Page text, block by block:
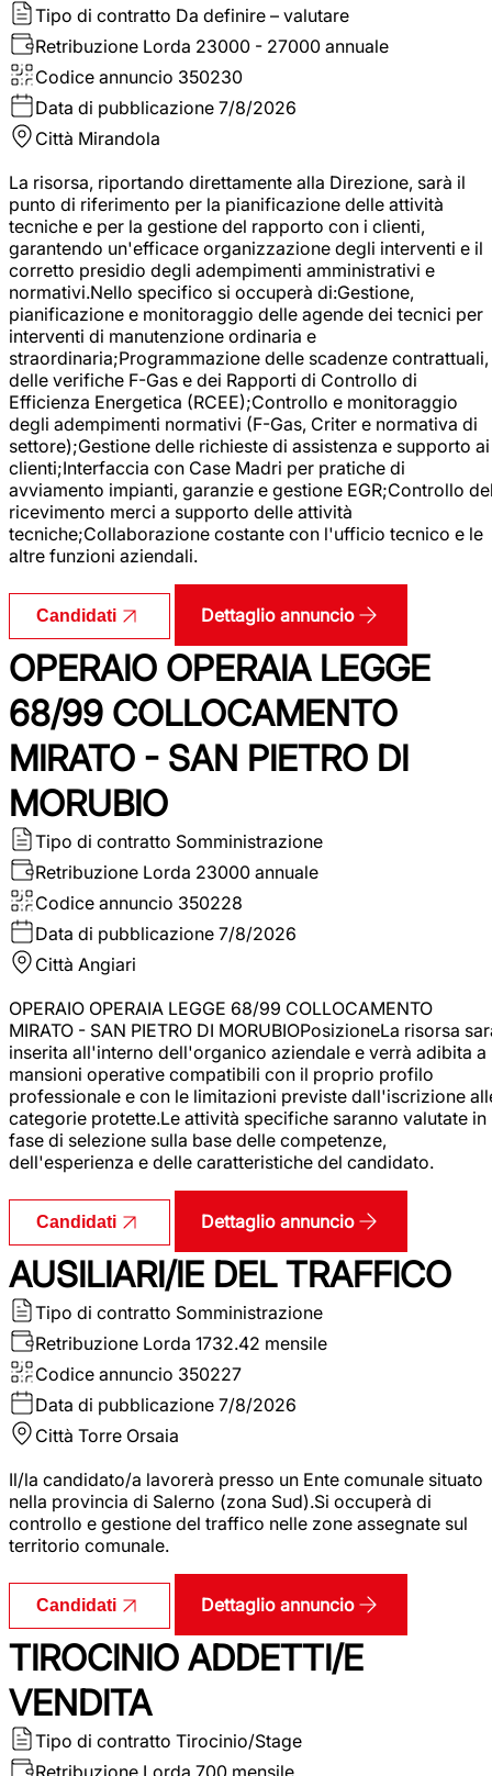
Tipo di contratto Da definire – valutare
Retribuzione Lorda 23000 - 27000 annuale
Codice annuncio 350230
Data di pubblicazione 7/8/2026
Città Mirandola
La risorsa, riportando direttamente alla Direzione, sarà il
punto di riferimento per la pianificazione delle attività
tecniche e per la gestione del rapporto con i clienti,
garantendo un'efficace organizzazione degli interventi e il
corretto presidio degli adempimenti amministrativi e
normativi.Nello specifico si occuperà di:Gestione,
pianificazione e monitoraggio delle agende dei tecnici per
interventi di manutenzione ordinaria e
straordinaria;Programmazione delle scadenze contrattuali,
delle verifiche F-Gas e dei Rapporti di Controllo di
Efficienza Energetica (RCEE);Controllo e monitoraggio
degli adempimenti normativi (F-Gas, Criter e normativa di
settore);Gestione delle richieste di assistenza e supporto ai
clienti;Interfaccia con Case Madri per pratiche di
avviamento impianti, garanzie e gestione EGR;Controllo
ricevimento merci a supporto delle attività
tecniche;Collaborazione costante con l'ufficio tecnico e le
altre funzioni aziendali.
Candidati Dettaglio annuncio
OPERAIO OPERAIA LEGGE
68/99 COLLOCAMENTO
MIRATO - SAN PIETRO DI
MORUBIO
Tipo di contratto Somministrazione
Retribuzione Lorda 23000 annuale
Codice annuncio 350228
Data di pubblicazione 7/8/2026
Città Angiari
OPERAIO OPERAIA LEGGE 68/99 COLLOCAMENTO
MIRATO - SAN PIETRO DI MORUBIOPosizioneLa risorsa
inserita all'interno dell'organico aziendale e verrà adibita a
mansioni operative compatibili con il proprio profilo
professionale e con le limitazioni previste dall'iscrizione
categorie protette.Le attività specifiche saranno valutate in
fase di selezione sulla base delle competenze,
dell'esperienza e delle caratteristiche del candidato.
Candidati Dettaglio annuncio
AUSILIARI/IE DEL TRAFFICO
Tipo di contratto Somministrazione
Retribuzione Lorda 1732.42 mensile
Codice annuncio 350227
Data di pubblicazione 7/8/2026
Città Torre Orsaia
Il/la candidato/a lavorerà presso un Ente comunale situato
nella provincia di Salerno (zona Sud).Si occuperà di
controllo e gestione del traffico nelle zone assegnate sul
territorio comunale.
Candidati Dettaglio annuncio
TIROCINIO ADDETTI/E
VENDITA
Tipo di contratto Tirocinio/Stage
Retribuzione Lorda 700 mensile